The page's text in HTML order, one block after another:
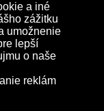
Archív
nás